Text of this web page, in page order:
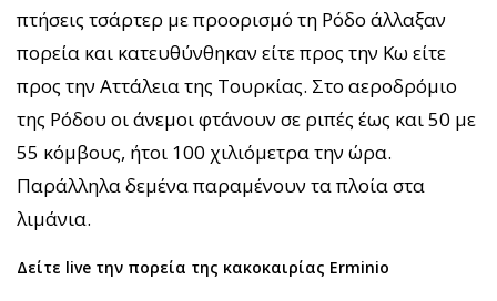
πτήσεις τσάρτερ με προορισμό τη Ρόδο άλλαξαν
πορεία και κατευθύνθηκαν είτε προς την Κω είτε
προς την Αττάλεια της Τουρκίας. Στο αεροδρόμιο
της Ρόδου οι άνεμοι φτάνουν σε ριπές έως και 50 με
55 κόμβους, ήτοι 100 χιλιόμετρα την ώρα.
Παράλληλα δεμένα παραμένουν τα πλοία στα
λιμάνια.
Δείτε live την πορεία της κακοκαιρίας Erminio